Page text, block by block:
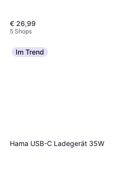
€ 26,99
5 Shops
Im Trend
Hama USB-C Ladegerät 35W